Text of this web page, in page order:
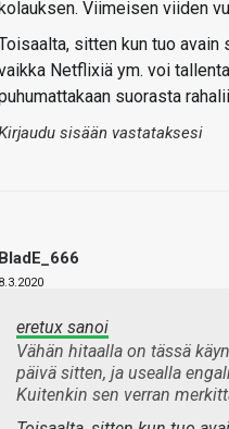
Viimeisen viiden
sitten kun tuo
Netflixiä ym. voi
suorasta
sisään vastataksesi
BladE_666
8.3.2020
eretux sanoi
Vähän hitaalla on tässä
päivä sitten, ja usealla
Kuitenkin sen verran